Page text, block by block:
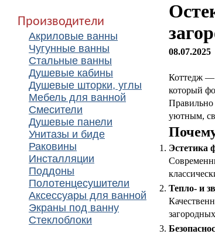
Производители
Акриловые ванны
Чугунные ванны
Стальные ванны
Душевые кабины
Душевые шторки, углы
Мебель для ванной
Смесители
Душевые панели
Унитазы и биде
Раковины
Инсталляции
Поддоны
Полотенцесушители
Аксессуары для ванной
Экраны под ванну
Стеклоблоки
08.07.2025
Коттедж —
который
Правильно
уютным,
Эстетика
Тепло- и